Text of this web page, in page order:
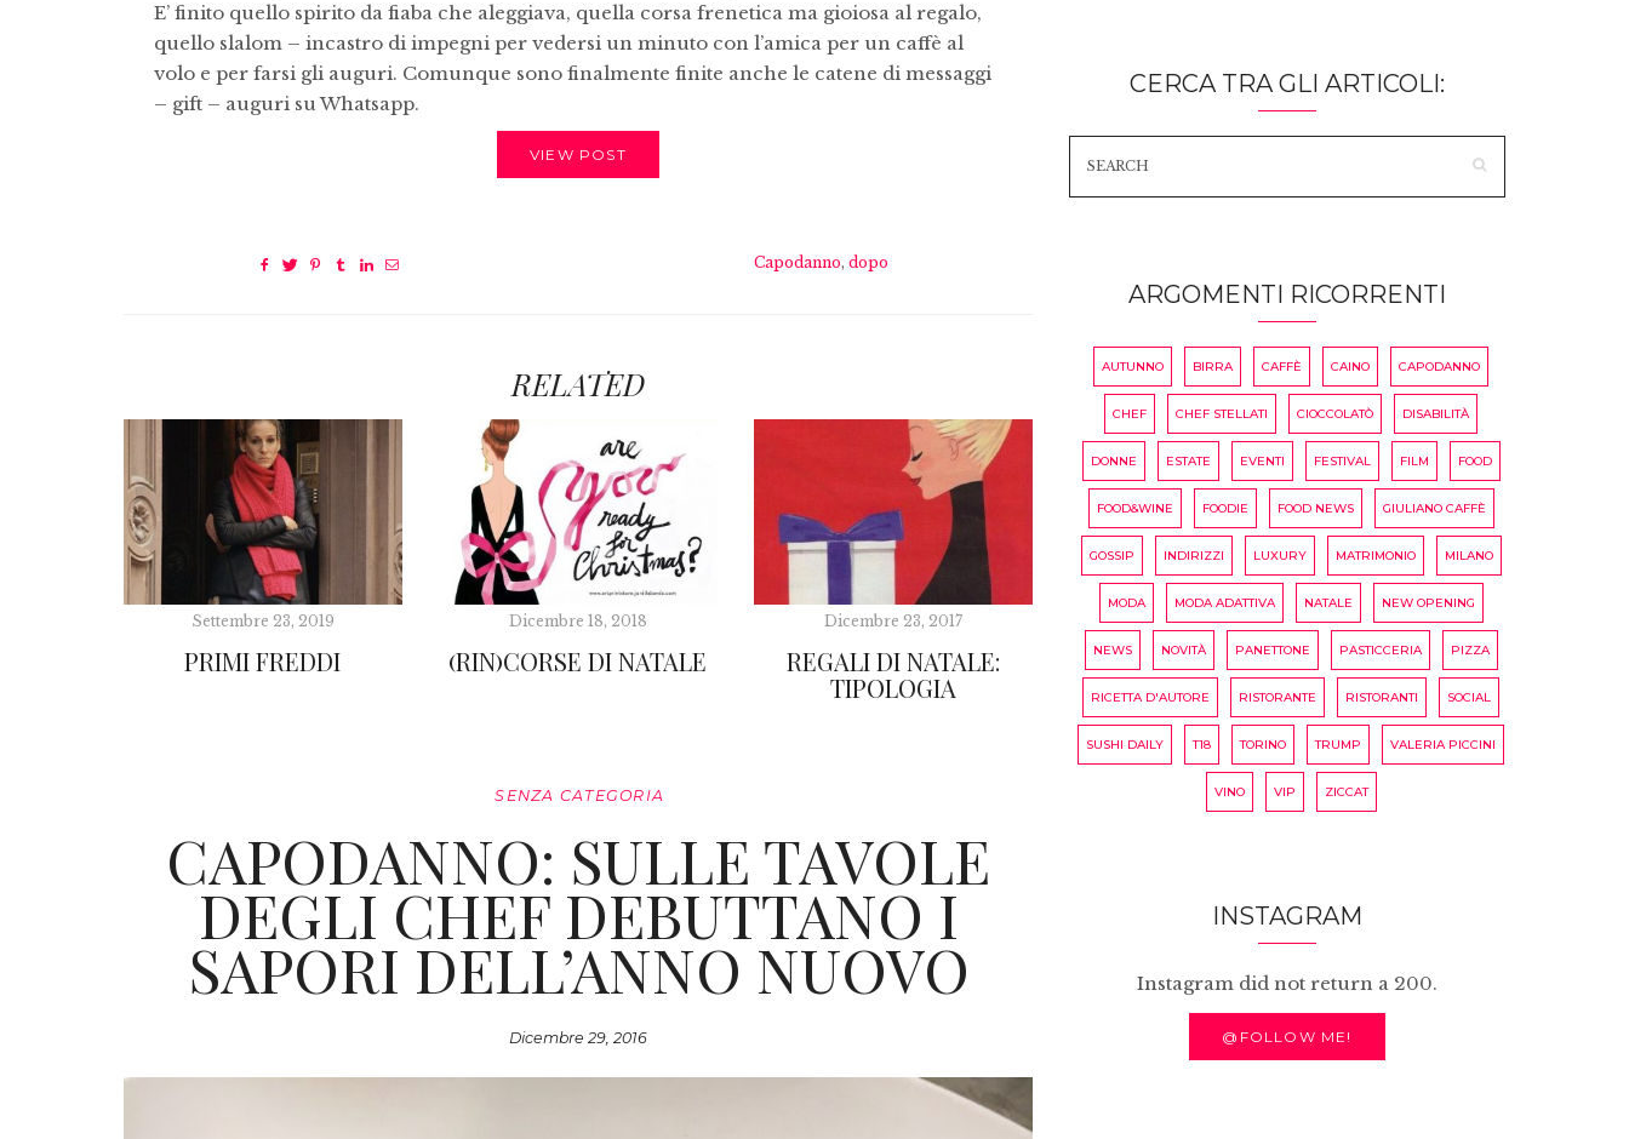
E’ finito quello spirito da fiaba che aleggiava, quella corsa frenetica ma gioiosa al regalo,
quello slalom – incastro di impegni per vedersi un minuto con l’amica per un caffè al
volo e per farsi gli auguri. Comunque sono finalmente finite anche le catene di messaggi
– gift – auguri su Whatsapp.
VIEW POST
Capodanno, dopo
RELATED
Settembre 23, 2019
PRIMI FREDDI
Dicembre 18, 2018
(RIN)CORSE DI NATALE
Dicembre 23, 2017
REGALI DI NATALE:
TIPOLOGIA
SENZA CATEGORIA
CAPODANNO: SULLE TAVOLE
DEGLI CHEF DEBUTTANO I
SAPORI DELL’ANNO NUOVO
Dicembre 29, 2016
CERCA TRA GLI ARTICOLI:
ARGOMENTI RICORRENTI
AUTUNNO BIRRA CAFFÈ CAINO CAPODANNO
CHEF CHEF STELLATI CIOCCOLATÒ DISABILITÀ
DONNE ESTATE EVENTI FESTIVAL FILM FOOD
FOOD&WINE FOODIE FOOD NEWS GIULIANO CAFFÈ
GOSSIP INDIRIZZI LUXURY MATRIMONIO MILANO
MODA MODA ADATTIVA NATALE NEW OPENING
NEWS NOVITÀ PANETTONE PASTICCERIA PIZZA
RICETTA D'AUTORE RISTORANTE RISTORANTI SOCIAL
SUSHI DAILY T18 TORINO TRUMP VALERIA PICCINI
VINO VIP ZICCAT
INSTAGRAM
Instagram did not return a 200.
@FOLLOW ME!